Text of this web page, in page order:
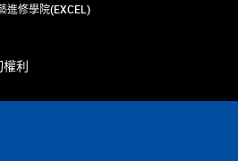
進修學院(EXCEL)
利